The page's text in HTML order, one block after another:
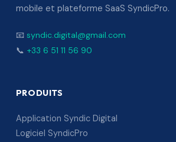
mobile et plateforme SaaS SyndicPro.
📧 syndic.digital@gmail.com
📞 +33 6 51 11 56 90
PRODUITS
Application Syndic Digital
Logiciel SyndicPro